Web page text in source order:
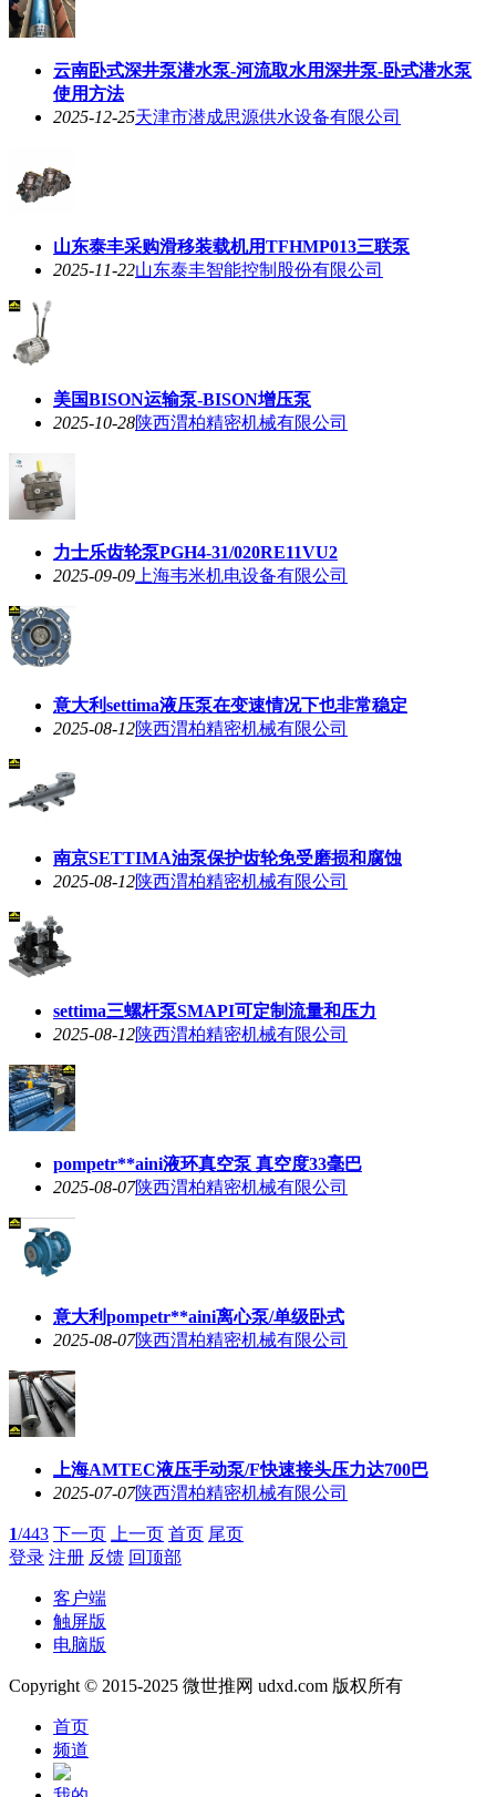
云南卧式深井泵潜水泵-河流取水用深井泵-卧式潜水泵
使用方法
2025-12-25天津市潜成思源供水设备有限公司
山东泰丰采购滑移装载机用TFHMP013三联泵
2025-11-22山东泰丰智能控制股份有限公司
美国BISON运输泵-BISON增压泵
2025-10-28陕西渭柏精密机械有限公司
力士乐齿轮泵PGH4-31/020RE11VU2
2025-09-09 上海韦米机电设备有限公司
意大利settima液压泵在变速情况下也非常稳定
2025-08-12陕西渭柏精密机械有限公司
南京SETTIMA油泵保护齿轮免受磨损和腐蚀
2025-08-12陕西渭柏精密机械有限公司
settima三螺杆泵SMAPI可定制流量和压力
2025-08-12陕西渭柏精密机械有限公司
pompetr**aini液环真空泵 真空度33毫巴
2025-08-07陕西渭柏精密机械有限公司
意大利pompetr**aini离心泵/单级卧式
2025-08-07陕西渭柏精密机械有限公司
上海AMTEC液压手动泵/F快速接头压力达700巴
2025-07-07陕西渭柏精密机械有限公司
1/443 下一页 上一页 首页 尾页
登录 注册 反馈 回顶部
客户端
触屏版
电脑版
Copyright © 2015-2025 微世推网 udxd.com 版权所有
首页
频道